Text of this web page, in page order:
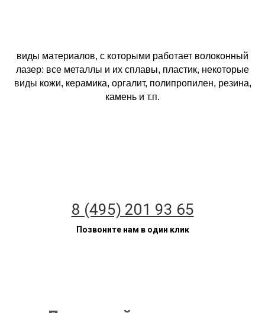
виды материалов, с которыми работает волоконный
лазер: все металлы и их сплавы, пластик, некоторые
виды кожи, керамика, оргалит, полипропилен, резина,
камень и т.п.
8 (495) 201 93 65
Позвоните нам в один клик